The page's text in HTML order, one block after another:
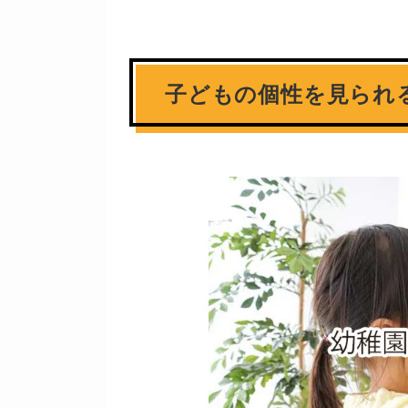
子どもの個性を見られ